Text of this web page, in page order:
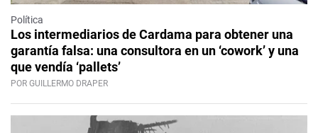
Política
Los intermediarios de Cardama para obtener una
garantía falsa: una consultora en un ‘cowork’ y una
que vendía ‘pallets’
POR GUILLERMO DRAPER